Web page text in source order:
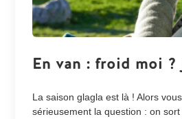
En van : froid moi ?
La saison glagla est là ! Alors
sérieusement la question : on